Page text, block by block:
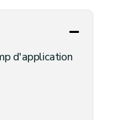
d'application